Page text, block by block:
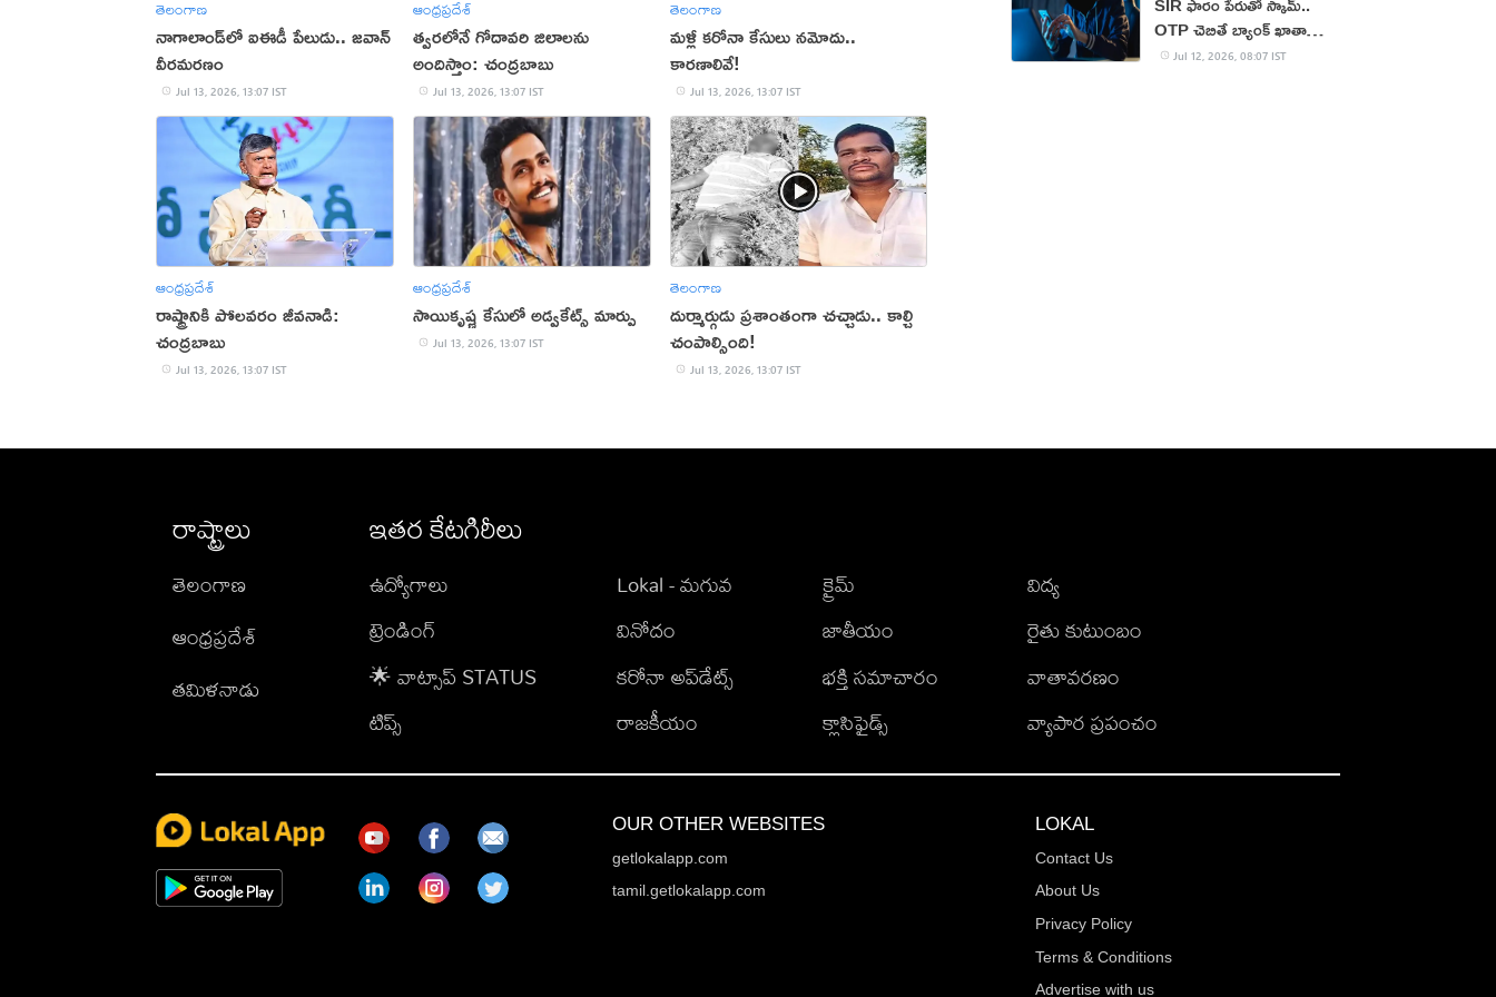
తెలంగాణ
నాగాలాండ్‌లో ఐఈడీ పేలుడు.. జవాన్
వీరమరణం
Jul 13, 2026, 13:07 IST
ఆంధ్రప్రదేశ్
త్వరలోనే గోదావరి జిలాలను
అందిస్తాం: చంద్రబాబు
Jul 13, 2026, 13:07 IST
తెలంగాణ
మళ్లీ కరోనా కేసులు నమోదు..
కారణాలివే!
Jul 13, 2026, 13:07 IST
ఆంధ్రప్రదేశ్
రాష్ట్రానికి పోలవరం జీవనాడి:
చంద్రబాబు
Jul 13, 2026, 13:07 IST
ఆంధ్రప్రదేశ్
సాయికృష్ణ కేసులో అడ్వకేట్స్ మార్పు
Jul 13, 2026, 13:07 IST
తెలంగాణ
దుర్మార్గుడు ప్రశాంతంగా చచ్చాడు.. కాల్చి
చంపాల్సింది!
Jul 13, 2026, 13:07 IST
OTP చెబితే బ్యాంక్ ఖాతా
ఖాళీ!Jul 12, 2026, 08:07 IST
రాష్ట్రాలు
తెలంగాణ
ఆంధ్రప్రదేశ్
తమిళనాడు
ఇతర కేటగిరీలు
ఉద్యోగాలు
ట్రెండింగ్
🌟 వాట్సాప్ STATUS
టిప్స్
Lokal - మగువ
వినోదం
కరోనా అప్‌డేట్స్
రాజకీయం
క్రైమ్
జాతీయం
భక్తి సమాచారం
క్లాసిఫైడ్స్
విద్య
రైతు కుటుంబం
వాతావరణం
వ్యాపార ప్రపంచం
OUR OTHER WEBSITES
getlokalapp.com
tamil.getlokalapp.com
LOKAL
Contact Us
About Us
Privacy Policy
Terms & Conditions
Advertise with us